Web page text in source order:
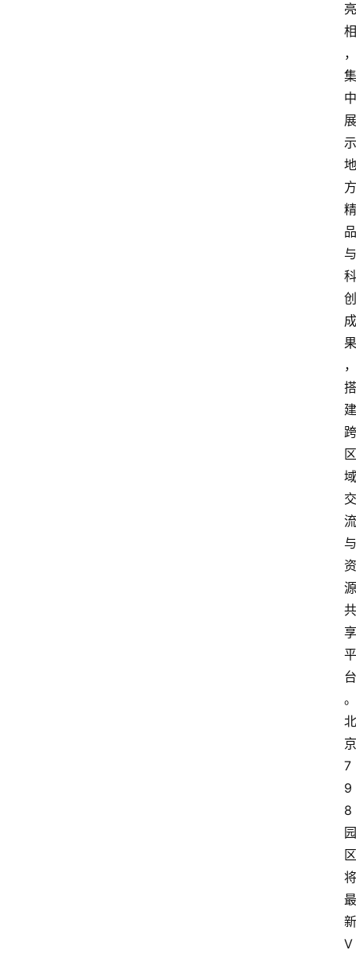
亮
相
，
集
中
展
示
地
方
精
品
与
科
创
成
果
，
搭
建
跨
区
域
交
流
与
资
源
共
享
平
台
。
北
京
7
9
8
园
区
将
最
新
V